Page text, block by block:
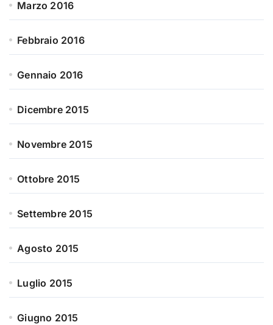
Marzo 2016
Febbraio 2016
Gennaio 2016
Dicembre 2015
Novembre 2015
Ottobre 2015
Settembre 2015
Agosto 2015
Luglio 2015
Giugno 2015